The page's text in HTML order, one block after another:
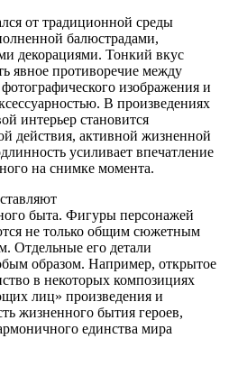
от традиционной среды
балюстрадами,
декорациями. Тонкий вкус
явное противоречие между
изображения и
В произведениях
интерьер становится
действия, активной жизненной
усиливает впечатление
на снимке момента.
быта. Фигуры персонажей
не только общим сюжетным
Отдельные его детали
образом. Например, открытое
в некоторых композициях
лиц» произведения и
жизненного бытия героев,
единства мира